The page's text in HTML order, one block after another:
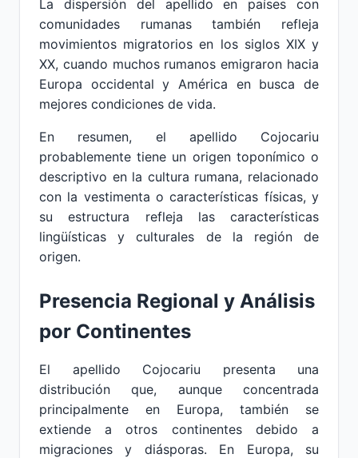
La dispersión del apellido en países con
comunidades rumanas también refleja
movimientos migratorios en los siglos XIX y
XX, cuando muchos rumanos emigraron hacia
Europa occidental y América en busca de
mejores condiciones de vida.
En resumen, el apellido Cojocariu
probablemente tiene un origen toponímico o
descriptivo en la cultura rumana, relacionado
con la vestimenta o características físicas, y
su estructura refleja las características
lingüísticas y culturales de la región de
origen.
Presencia Regional y Análisis
por Continentes
El apellido Cojocariu presenta una
distribución que, aunque concentrada
principalmente en Europa, también se
extiende a otros continentes debido a
migraciones y diásporas. En Europa, su